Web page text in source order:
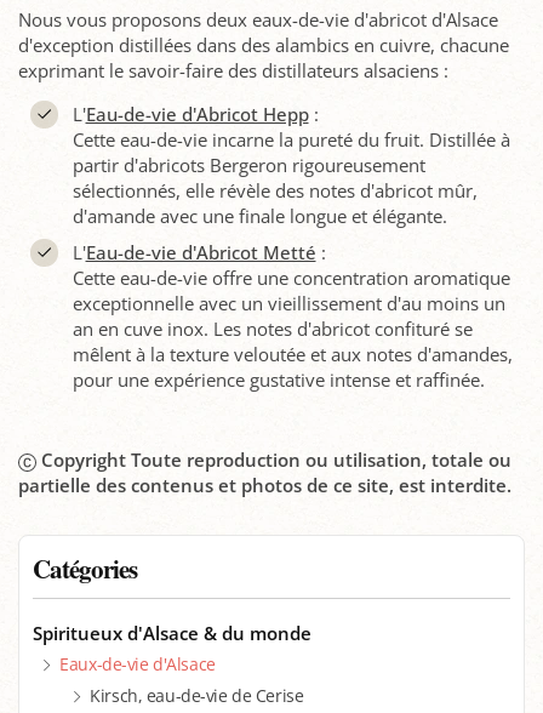
Catégories
Spiritueux d'Alsace & du monde
Eaux-de-vie d'Alsace
Kirsch, eau-de-vie de Cerise
Nous vous proposons deux eaux-de-vie d'abricot d'Alsace
d'exception distillées dans des alambics en cuivre, chacune
exprimant le savoir-faire des distillateurs alsaciens :
L'Eau-de-vie d'Abricot Hepp:
Cette eau-de-vie incarne la pureté du fruit. Distillée à
partir d'abricots Bergeron rigoureusement
sélectionnés, elle révèle des notes d'abricot mûr,
d'amande avec une finale longue et élégante.
L'Eau-de-vie d'Abricot Metté :
Cette eau-de-vie offre une concentration aromatique
exceptionnelle avec un vieillissement d'au moins un
an en cuve inox. Les notes d'abricot confituré se
mêlent à la texture veloutée et aux notes d'amandes,
pour une expérience gustative intense et raffinée.
Copyright Toute reproduction ou utilisation, totale ou
partielle des contenus et photos de ce site, est interdite.